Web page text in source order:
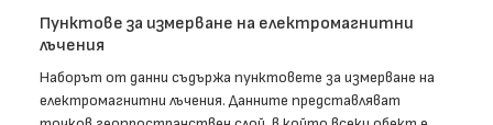
Пунктове за измерване на електромагнитни
лъчения
Наборът от данни съдържа пунктовете за измерване на
електромагнитни лъчения. Данните представляват